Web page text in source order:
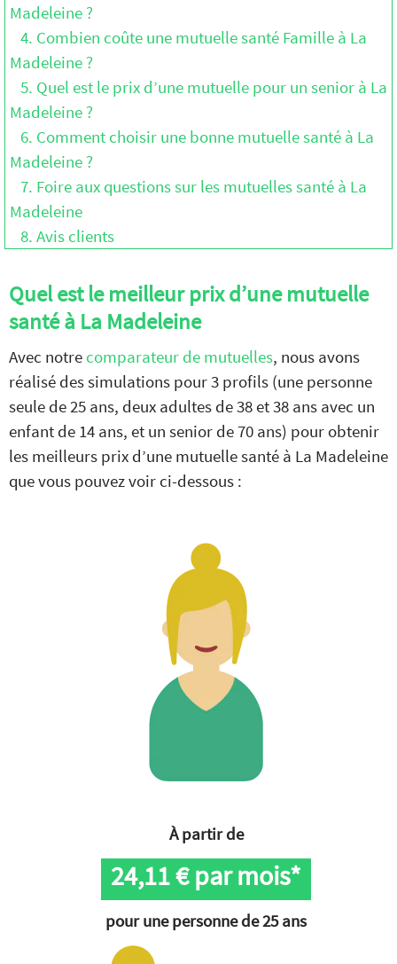
Madeleine ?
4. Combien coûte une mutuelle santé Famille à La
Madeleine ?
5. Quel est le prix d’une mutuelle pour un senior à La
Madeleine ?
6. Comment choisir une bonne mutuelle santé à La
Madeleine ?
7. Foire aux questions sur les mutuelles santé à La
Madeleine
8. Avis clients
Quel est le meilleur prix d’une mutuelle
santé à La Madeleine
Avec notre comparateur de mutuelles, nous avons
réalisé des simulations pour 3 profils (une personne
seule de 25 ans, deux adultes de 38 et 38 ans avec un
enfant de 14 ans, et un senior de 70 ans) pour obtenir
les meilleurs prix d’une mutuelle santé à La Madeleine
que vous pouvez voir ci-dessous :
À partir de
24,11€ par mois*
pour une personne de 25 ans